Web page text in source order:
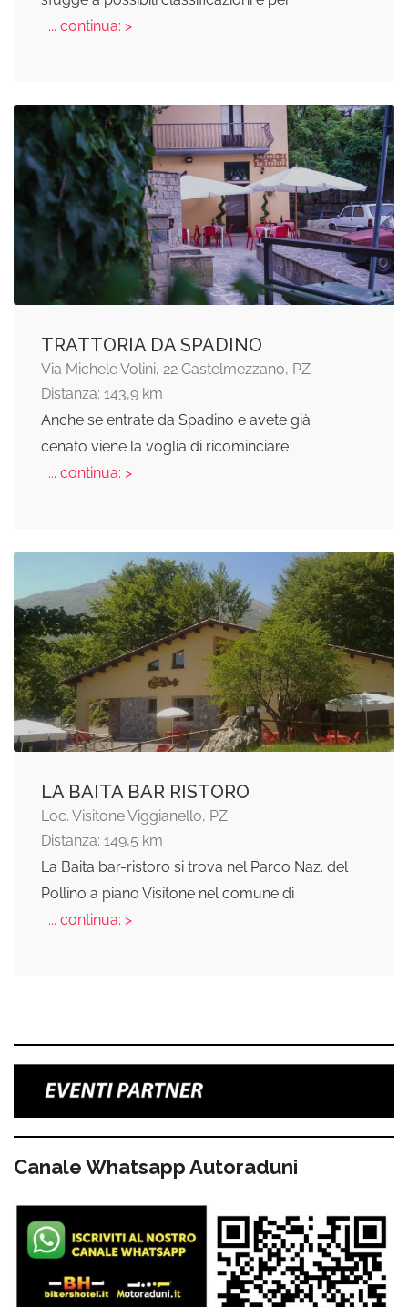
... continua: >
TRATTORIA DA SPADINO
Via Michele Volini, 22 Castelmezzano, PZ
Distanza: 143,9 km
Anche se entrate da Spadino e avete già
cenato viene la voglia di ricominciare
... continua: >
LA BAITA BAR RISTORO
Loc. Visitone Viggianello, PZ
Distanza: 149,5 km
La Baita bar-ristoro si trova nel Parco Naz. del
Pollino a piano Visitone nel comune di
... continua: >
Canale Whatsapp Autoraduni